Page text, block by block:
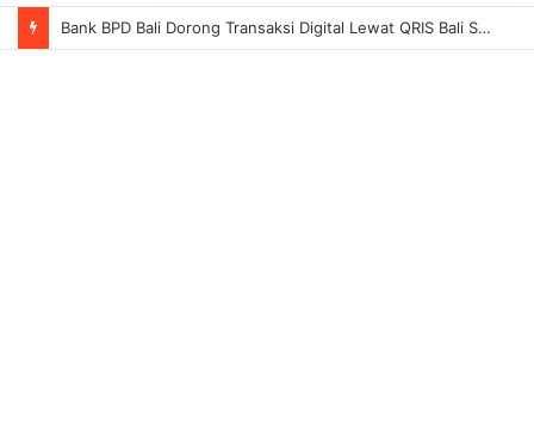
Bank BPD Bali Dorong Transaksi Digital Lewat QRIS Bali Summer Run 2026 Ajak Masyarakat Nikmati Inovasi QRIS TAP Dan Cross-Border